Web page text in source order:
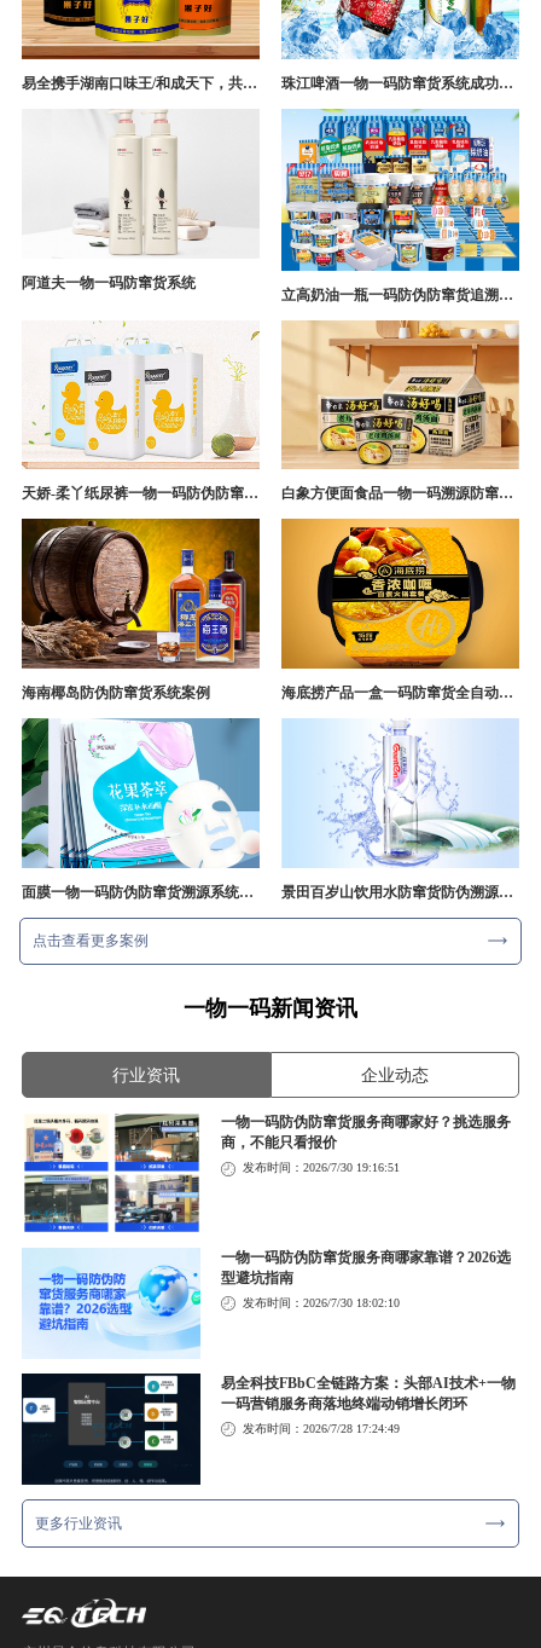
易全携手湖南口味王/和成天下，共构槟榔一袋一码防伪防窜货营销系统 珠江啤酒一物一码防窜货系统成功案例
阿道夫一物一码防窜货系统
立高奶油一瓶一码防伪防窜货追溯系统解决方案
天娇-柔丫纸尿裤一物一码防伪防窜货追溯系统案例 白象方便面食品一物一码溯源防窜货解决方案
海南椰岛防伪防窜货系统案例 海底捞产品一盒一码防窜货全自动产线追溯方案
面膜一物一码防伪防窜货溯源系统开发 景田百岁山饮用水防窜货防伪溯源成功案例
点击查看更多案例
一物一码新闻资讯
行业资讯 企业动态
一物一码防伪防窜货服务商哪家好？挑选服务
商，不能只看报价
发布时间：2026/7/30 19:16:51
一物一码防伪防窜货服务商哪家靠谱？2026选
型避坑指南
发布时间：2026/7/30 18:02:10
易全科技FBbC全链路方案：头部AI技术+一物
一码营销服务商落地终端动销增长闭环
发布时间：2026/7/28 17:24:49
更多行业资讯